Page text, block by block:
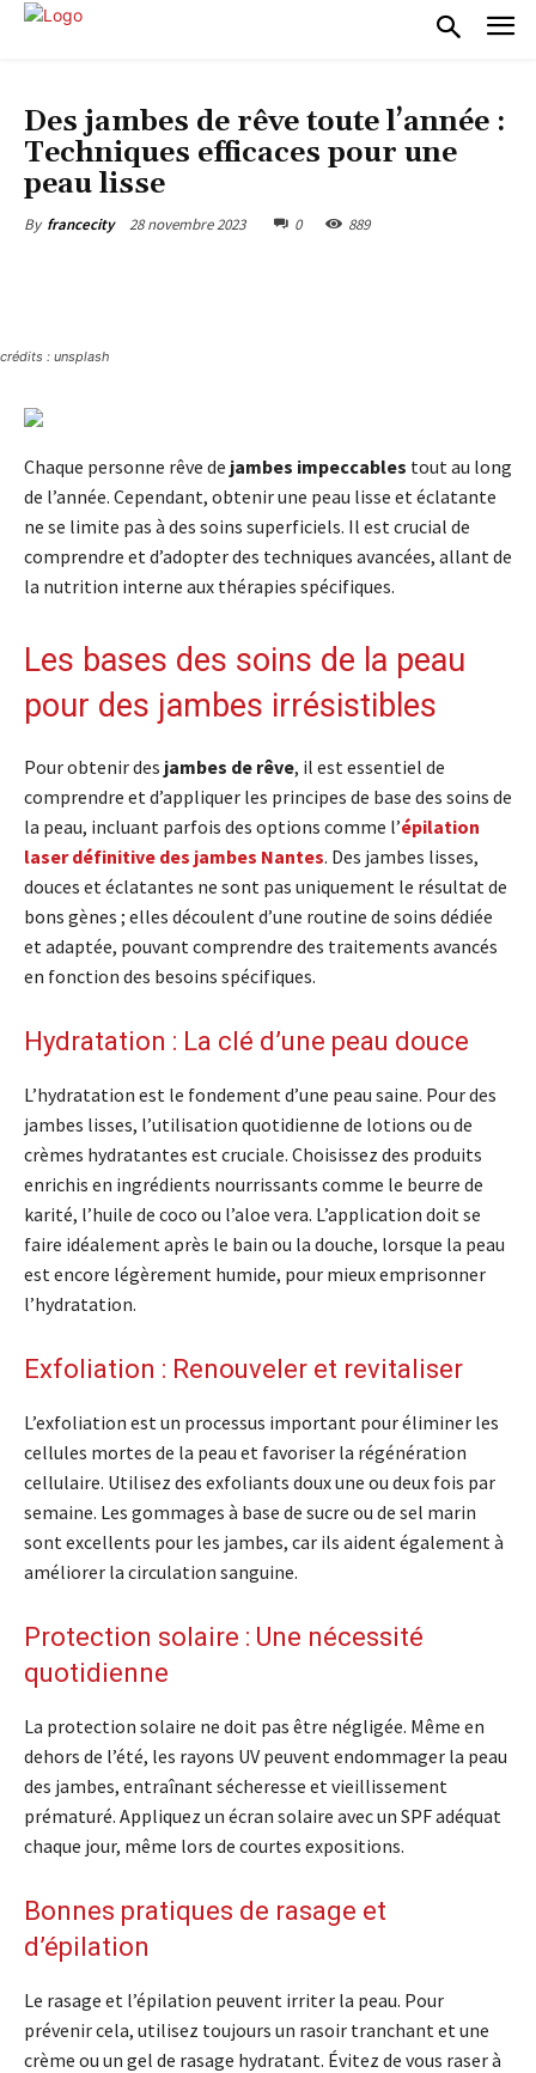
Des jambes de rêve toute l’année :
Techniques efficaces pour une
peau lisse
By francecity 28 novembre 2023 0 889
crédits : unsplash
Chaque personne rêve de jambes impeccables tout au long
de l’année. Cependant, obtenir une peau lisse et éclatante
ne se limite pas à des soins superficiels. Il est crucial de
comprendre et d’adopter des techniques avancées, allant de
la nutrition interne aux thérapies spécifiques.
Les bases des soins de la peau
pour des jambes irrésistibles
Pour obtenir des jambes de rêve, il est essentiel de
comprendre et d’appliquer les principes de base des soins de
la peau, incluant parfois des options comme l’épilation
laser définitive des jambes Nantes. Des jambes lisses,
douces et éclatantes ne sont pas uniquement le résultat de
bons gènes ; elles découlent d’une routine de soins dédiée
et adaptée, pouvant comprendre des traitements avancés
en fonction des besoins spécifiques.
Hydratation : La clé d’une peau douce
L’hydratation est le fondement d’une peau saine. Pour des
jambes lisses, l’utilisation quotidienne de lotions ou de
crèmes hydratantes est cruciale. Choisissez des produits
enrichis en ingrédients nourrissants comme le beurre de
karité, l’huile de coco ou l’aloe vera. L’application doit se
faire idéalement après le bain ou la douche, lorsque la peau
est encore légèrement humide, pour mieux emprisonner
l’hydratation.
Exfoliation : Renouveler et revitaliser
L’exfoliation est un processus important pour éliminer les
cellules mortes de la peau et favoriser la régénération
cellulaire. Utilisez des exfoliants doux une ou deux fois par
semaine. Les gommages à base de sucre ou de sel marin
sont excellents pour les jambes, car ils aident également à
améliorer la circulation sanguine.
Protection solaire : Une nécessité
quotidienne
La protection solaire ne doit pas être négligée. Même en
dehors de l’été, les rayons UV peuvent endommager la peau
des jambes, entraînant sécheresse et vieillissement
prématuré. Appliquez un écran solaire avec un SPF adéquat
chaque jour, même lors de courtes expositions.
Bonnes pratiques de rasage et
d’épilation
Le rasage et l’épilation peuvent irriter la peau. Pour
prévenir cela, utilisez toujours un rasoir tranchant et une
crème ou un gel de rasage hydratant. Évitez de vous raser à